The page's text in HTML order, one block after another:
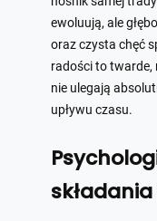
ewoluują, ale
oraz czysta chęć
radości to twarde,
nie ulegają
upływu czasu.